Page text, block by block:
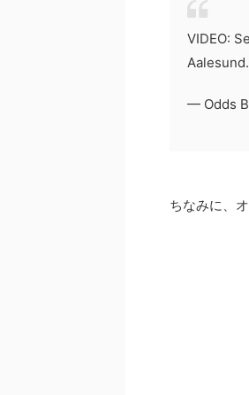
VIDEO:
— Odds
ちなみに、